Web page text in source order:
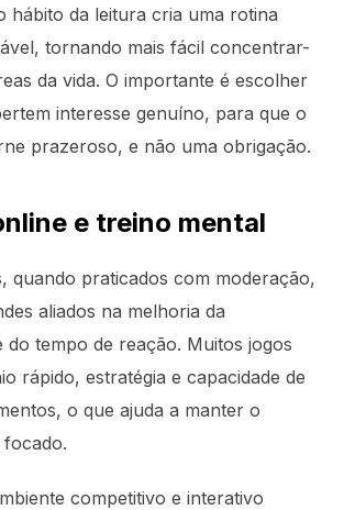
hábito da leitura cria uma rotina
tornando mais fácil concentrar-
da vida. O importante é escolher
interesse genuíno, para que o
prazeroso, e não uma obrigação.
e treino mental
quando praticados com moderação,
aliados na melhoria da
tempo de reação. Muitos jogos
rápido, estratégia e capacidade de
o que ajuda a manter o
competitivo e interativo